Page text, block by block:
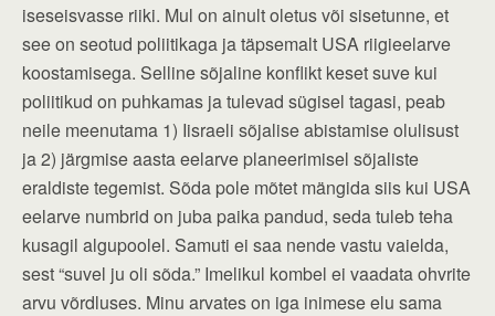
iseseisvasse riiki. Mul on ainult oletus või sisetunne, et
see on seotud poliitikaga ja täpsemalt USA riigieelarve
koostamisega. Selline sõjaline konflikt keset suve kui
poliitikud on puhkamas ja tulevad sügisel tagasi, peab
neile meenutama 1) Iisraeli sõjalise abistamise olulisust
ja 2) järgmise aasta eelarve planeerimisel sõjaliste
eraldiste tegemist. Sõda pole mõtet mängida siis kui USA
eelarve numbrid on juba paika pandud, seda tuleb teha
kusagil algupoolel. Samuti ei saa nende vastu vaielda,
sest “suvel ju oli sõda.” Imelikul kombel ei vaadata ohvrite
arvu võrdluses. Minu arvates on iga inimese elu sama